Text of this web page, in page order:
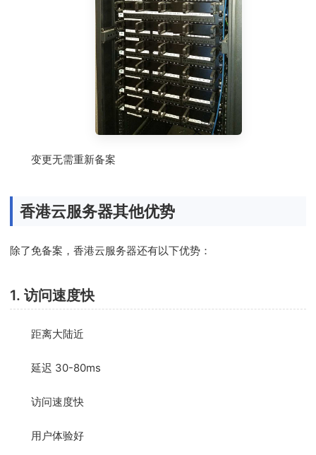
变更无需重新备案
香港云服务器其他优势
除了免备案，香港云服务器还有以下优势：
1. 访问速度快
距离大陆近
延迟 30-80ms
访问速度快
用户体验好